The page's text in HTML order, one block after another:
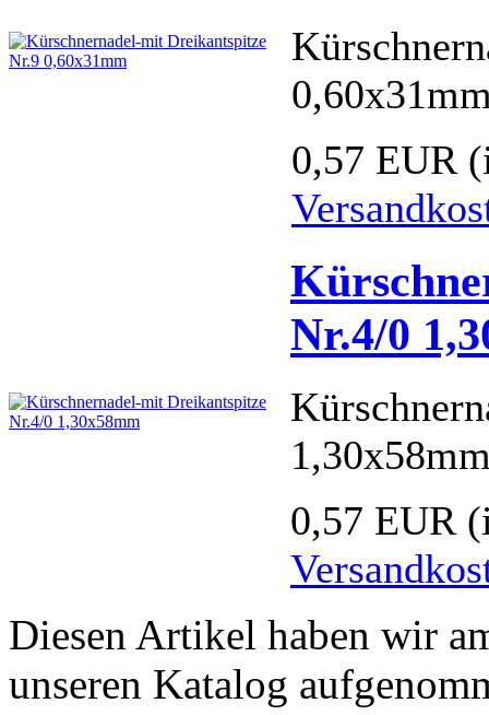
0,57 EUR
Nr.4/0
0,57 EUR
Diesen Artikel haben wir
unseren Katalog